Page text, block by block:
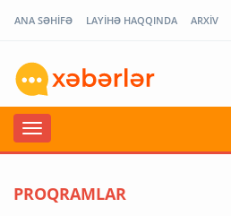
ANA SƏHİFƏ LAYİHƏ HAQQINDA ARXİV
PROQRAMLAR